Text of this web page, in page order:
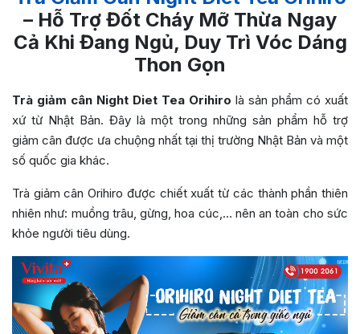
– Hỗ Trợ Đốt Cháy Mỡ Thừa Ngay
Cả Khi Đang Ngủ, Duy Trì Vóc Dáng
Thon Gọn
Trà giảm cân Night Diet Tea Orihiro là sản phẩm có xuất
xứ từ Nhật Bản. Đây là một trong những sản phẩm hỗ trợ
giảm cân được ưa chuộng nhất tại thị trường Nhật Bản và một
số quốc gia khác.
Trà giảm cân Orihiro được chiết xuất từ các thành phần thiên
nhiên như: muồng trâu, gừng, hoa cúc,… nên an toàn cho sức
khỏe người tiêu dùng.